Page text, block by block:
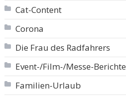
Cat-Content
Corona
Die Frau des Radfahrers
Event-/Film-/Messe-Berichte
Familien-Urlaub